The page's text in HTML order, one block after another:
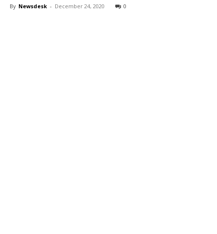
By Newsdesk - December 24, 2020 0